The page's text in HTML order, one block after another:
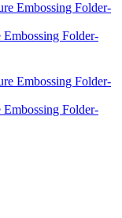
Folder-
Folder-